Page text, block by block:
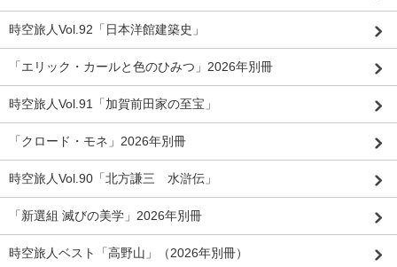
時空旅人Vol.92「日本洋館建築史」
「エリック・カールと色のひみつ」2026年別冊
時空旅人Vol.91「加賀前田家の至宝」
「クロード・モネ」2026年別冊
時空旅人Vol.90「北方謙三 水滸伝」
「新選組 滅びの美学」2026年別冊
時空旅人ベスト「高野山」（2026年別冊）